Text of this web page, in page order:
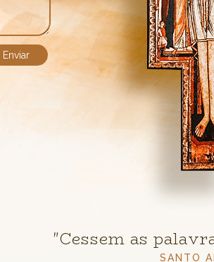
"Cessem as
SANTO